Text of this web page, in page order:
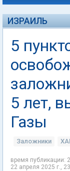
ИЗРАИЛЬ
5
5 лет,
Газы
Заложники
время публикации:
22 апреля 2025 г.,